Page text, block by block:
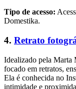
Tipo de acesso:
Domestika.
4. Retrato
Idealizado pela Marta
focado em retratos,
Ela é conhecida no
intimidade e